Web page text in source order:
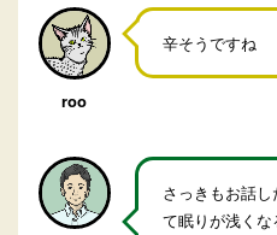
roo
辛そうですね
さっきもお話
て眠りが浅く